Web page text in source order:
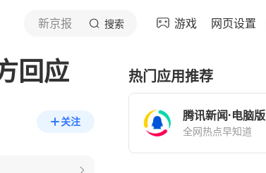
新京报 搜索 游戏 网页设置
回应
关注
热门应用推荐
腾讯新闻·电脑版
全网热点早知道